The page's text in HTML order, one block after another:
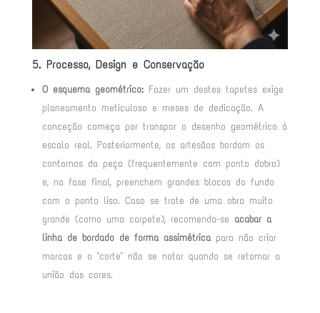
5. Processo, Design e Conservação
O esquema geométrico:Fazer um destes tapetes exige
planeamento meticuloso e meses de dedicação. A
conceção começa por transpor o desenho geométrico à
escala real. Posteriormente, os artesãos bordam os
contornos da peça (frequentemente com ponto dobro)
e, na fase final, preenchem grandes blocos do fundo
com o ponto liso. Caso se trate de uma obra muito
grande (como uma carpete), recomenda-se acabar a
linha de bordado de forma assimétricapara não criar
marcas e o "corte" não se notar quando se retomar a
união das cores.